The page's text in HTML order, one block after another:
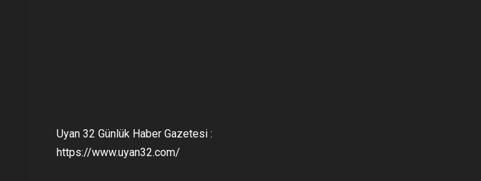
Uyan 32 Günlük Haber Gazetesi :
https://www.uyan32.com/